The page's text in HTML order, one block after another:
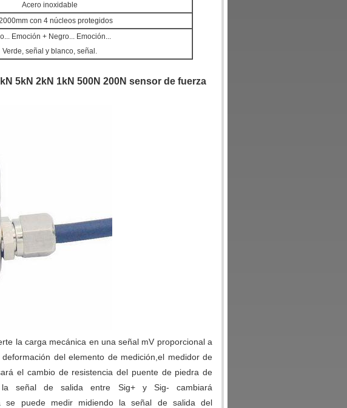
Acero inoxidable
con 4 núcleos protegidos
Emoción + Negro... Emoción...
Verde, señal y blanco, señal.
5kN 2kN 1kN 500N 200N sensor de fuerza
la carga mecánica en una señal mV proporcional a
del elemento de medición,el medidor de
el cambio de resistencia del puente de piedra de
señal de salida entre Sig+ y Sig- cambiará
se puede medir midiendo la señal de salida del